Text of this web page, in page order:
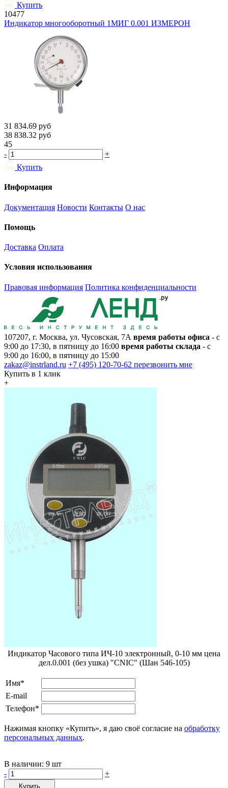
Купить
10477
Индикатор многооборотный 1МИГ 0.001 ИЗМЕРОН
31 834.69 руб
38 838.32 руб
45
-
+
Купить
Информация
Документация Новости Контакты О нас
Помощь
Доставка Оплата
Условия использования
Правовая информация Политика конфиденциальности
107207, г. Москва, ул. Чусовская, 7А время работы офиса - с
9:00 до 17:30, в пятницу до 16:00 время работы склада - с
9:00 до 16:00, в пятницу до 15:00
zakaz@instrland.ru +7 (495) 120-70-62 перезвонить мне
Купить в 1 клик
+
Индикатор Часового типа ИЧ-10 электронный, 0-10 мм цена
дел.0.001 (без ушка) "CNIC" (Шан 546-105)
Имя*
E-mail
Телефон*
Нажимая кнопку «Купить», я даю своё согласие на обработку
персональных данных.
В наличии: 9 шт
-
+
Купить